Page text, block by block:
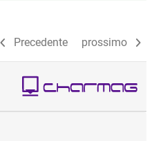
Precedente prossimo